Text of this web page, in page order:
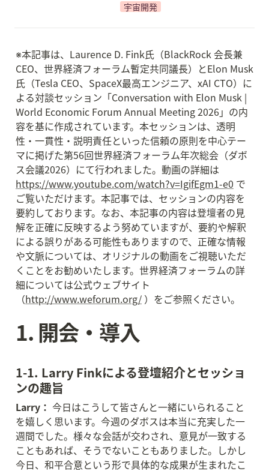
宇宙開発
※本記事は、Laurence D. Fink氏（BlackRock 会長兼
CEO、世界経済フォーラム暫定共同議長）とElon Musk
氏（Tesla CEO、SpaceX最高エンジニア、xAI CTO）に
よる対談セッション「Conversation with Elon Musk |
World Economic Forum Annual Meeting 2026」の内
容を基に作成されています。本セッションは、透明
性・一貫性・説明責任といった信頼の原則を中心テー
マに掲げた第56回世界経済フォーラム年次総会（ダボ
https://www.youtube.com/watch?v=IgifEgm1-e0 で
ご覧いただけます。本記事では、セッションの内容を
要約しております。なお、本記事の内容は登壇者の見
解を正確に反映するよう努めていますが、要約や解釈
による誤りがある可能性もありますので、正確な情報
や文脈については、オリジナルの動画をご視聴いただ
くことをお勧めいたします。世界経済フォーラムの詳
細については公式ウェブサイト
（http://www.weforum.org/ ）をご参照ください。
1. 開会・導入
1-1. Larry Finkによる登壇紹介とセッショ
ンの趣旨
Larry： 今日はこうして皆さんと一緒にいられること
を嬉しく思います。今週のダボスは本当に充実した一
週間でした。様々な会話が交わされ、意見が一致する
こともあれば、そうでないこともありました。しかし
今日、和平合意という形で具体的な成果が生まれたこ